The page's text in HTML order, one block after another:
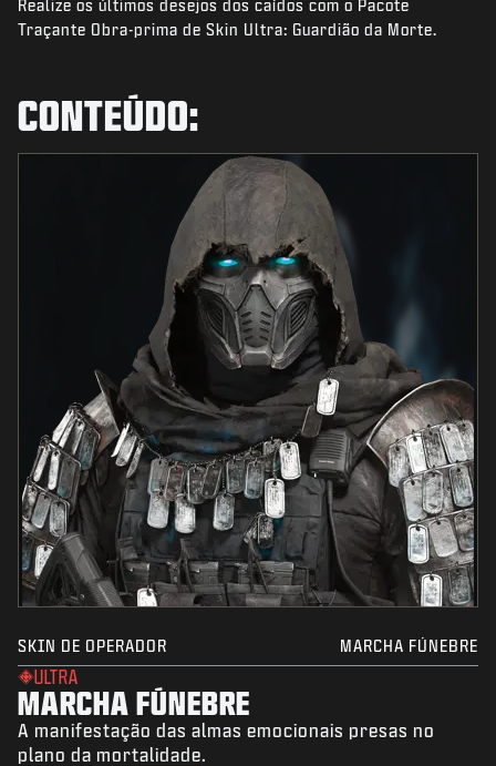
NOTÍCIAS
Realize os últimos desejos dos caídos com o Pacote
Traçante Obra-prima de Skin Ultra: Guardião da Morte.
CONTEÚDO:
SKIN DE OPERADOR MARCHA FÚNEBRE
ULTRA
MARCHA FÚNEBRE
A manifestação das almas emocionais presas no
plano da mortalidade.